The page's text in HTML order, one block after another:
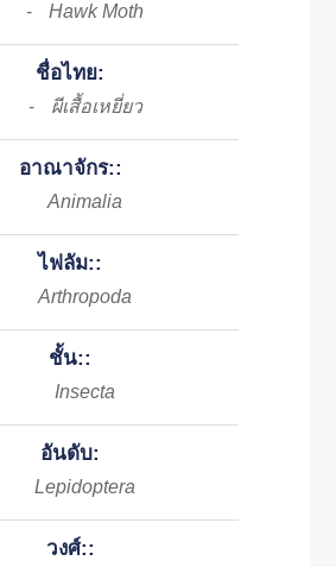
- Hawk Moth
ชื่อไทย:
- ผีเสื้อเหยี่ยว
อาณาจักร::
Animalia
ไฟลัม::
Arthropoda
ชั้น::
Insecta
อันดับ:
Lepidoptera
วงศ์::